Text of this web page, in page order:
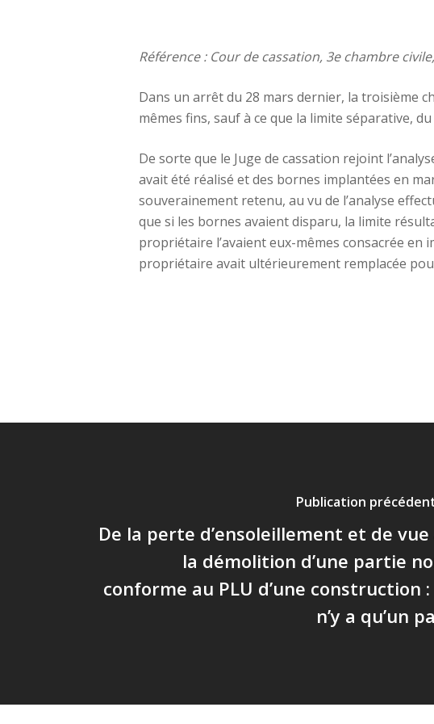
Référence : Cour de cassation, 3e chambre
Dans un arrêt du 28 mars dernier, la troisième
mêmes fins, sauf à ce que la limite séparative,
De sorte que le Juge de cassation rejoint
avait été réalisé et des bornes implantées en
souverainement retenu, au vu de l’analyse
que si les bornes avaient disparu, la limite
propriétaire l’avaient eux-mêmes consacrée en
propriétaire avait ultérieurement remplacée
Publication
De la perte d’ensoleillement et de vue
la démolition d’une partie
conforme au PLU d’une construction
n’y a qu’un